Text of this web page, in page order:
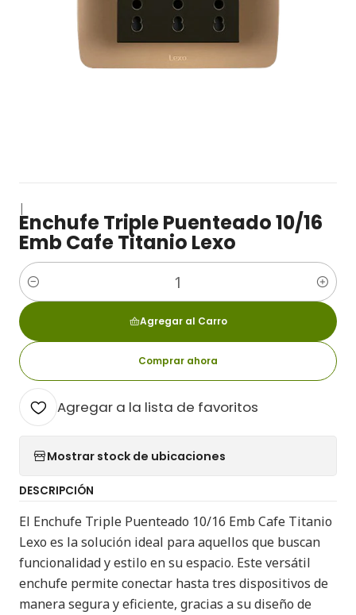
|
Enchufe Triple Puenteado 10/16
Emb Cafe Titanio Lexo
Cantidad
Agregar al Carro
Comprar ahora
Agregar a la lista de favoritos
Mostrar stock de ubicaciones
DESCRIPCIÓN
El Enchufe Triple Puenteado 10/16 Emb Cafe Titanio
Lexo es la solución ideal para aquellos que buscan
funcionalidad y estilo en su espacio. Este versátil
enchufe permite conectar hasta tres dispositivos de
manera segura y eficiente, gracias a su diseño de